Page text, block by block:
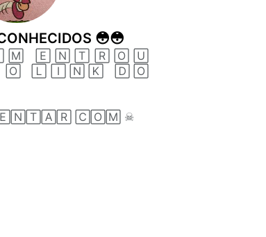
😳😳
🄴🄽🅃🅁🄾🅄
🄻🄸🄽🄺 🄳🄾
🄲🄾🄼 ☠